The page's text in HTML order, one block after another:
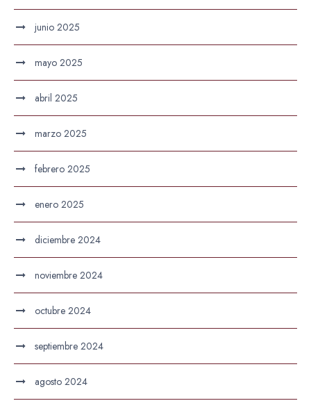
junio 2025
mayo 2025
abril 2025
marzo 2025
febrero 2025
enero 2025
diciembre 2024
noviembre 2024
octubre 2024
septiembre 2024
agosto 2024